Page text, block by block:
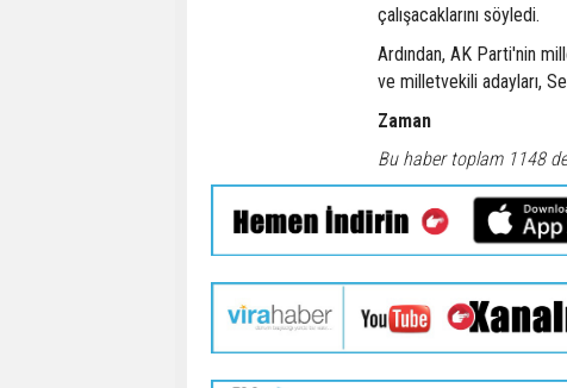
çalışacaklarını söyledi.
Ardından, AK Parti'nin
ve milletvekili adayları,
Zaman
Bu haber toplam 1148